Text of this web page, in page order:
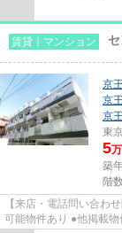
賃貸｜マンション
京
京
京
東
5
築
階
【来店・電話問い合わ
可能物件あり ●他掲載